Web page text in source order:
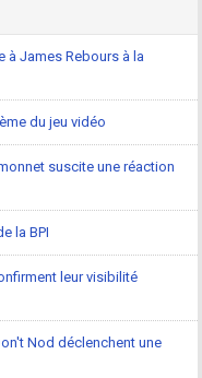
à James Rebours à la
du jeu vidéo
suscite une réaction
la BPI
leur visibilité
Nod déclenchent une